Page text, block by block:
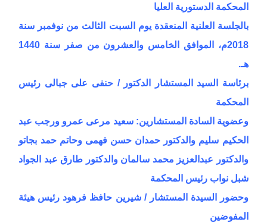
المحكمة الدستورية العليا
بالجلسة العلنية المنعقدة يوم السبت الثالث من نوفمبر سنة
2018م، الموافق الخامس والعشرون من صفر سنة 1440
هـ.
برئاسة السيد المستشار الدكتور / حنفى على جبالى رئيس
المحكمة
وعضوية السادة المستشارين: سعيد مرعى عمرو ورجب عبد
الحكيم سليم والدكتور حمدان حسن فهمى وحاتم حمد بجاتو
والدكتور عبدالعزيز محمد سالمان والدكتور طارق عبد الجواد
شبل نواب رئيس المحكمة
وحضور السيدة المستشار / شيرين حافظ فرهود رئيس هيئة
المفوضين